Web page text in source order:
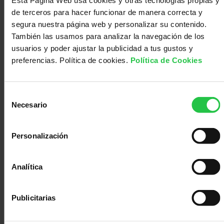
de terceros para hacer funcionar de manera correcta y
segura nuestra página web y personalizar su contenido.
También las usamos para analizar la navegación de los
usuarios y poder ajustar la publicidad a tus gustos y
preferencias. Política de cookies. Política de Cookies
Necesario
Personalización
Analítica
Publicitarias
Acompañamiento
la interacción de estos dos tipos celulares, con la
hipótesis de que mejorará la respuesta inmunitaria
antitumoral y que potenciará las inmunoterapias
actuales.